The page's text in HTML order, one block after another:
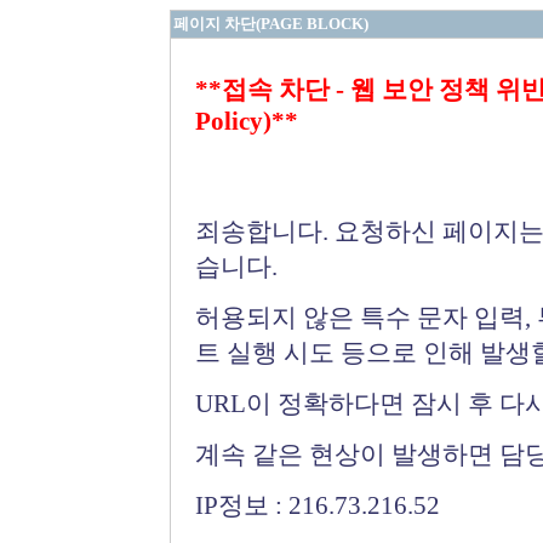
페이지 차단(PAGE BLOCK)
**접속 차단 - 웹 보안 정책 위
Policy)**
죄송합니다. 요청하신 페이지
습니다.
허용되지 않은 특수 문자 입력
트 실행 시도 등으로 인해 발생
URL이 정확하다면 잠시 후 다
계속 같은 현상이 발생하면 담
IP정보 : 216.73.216.52